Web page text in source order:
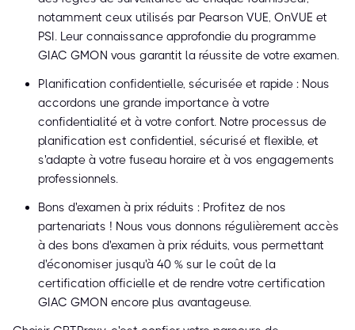
notamment ceux utilisés par Pearson VUE, OnVUE et
PSI. Leur connaissance approfondie du programme
GIAC GMON vous garantit la réussite de votre examen.
Planification confidentielle, sécurisée et rapide : Nous
accordons une grande importance à votre
confidentialité et à votre confort. Notre processus de
planification est confidentiel, sécurisé et flexible, et
s'adapte à votre fuseau horaire et à vos engagements
professionnels.
Bons d'examen à prix réduits : Profitez de nos
partenariats ! Nous vous donnons régulièrement accès
à des bons d'examen à prix réduits, vous permettant
d'économiser jusqu'à 40 % sur le coût de la
certification officielle et de rendre votre certification
GIAC GMON encore plus avantageuse.